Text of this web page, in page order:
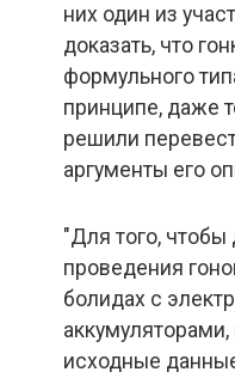
них один из
доказать, что
формульного
принципе, даже
решили
аргументы его
"Для того, чтобы
проведения
болидах с
исходные